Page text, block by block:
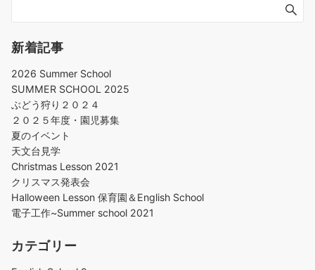
新着記事
2026 Summer School
SUMMER SCHOOL 2025
ぶどう狩り２０２４
２０２５年度・園児募集
夏のイベント
天文台見学
Christmas Lesson 2021
クリスマス発表会
Halloween Lesson 保育園＆English School
電子工作~Summer school 2021
カテゴリー